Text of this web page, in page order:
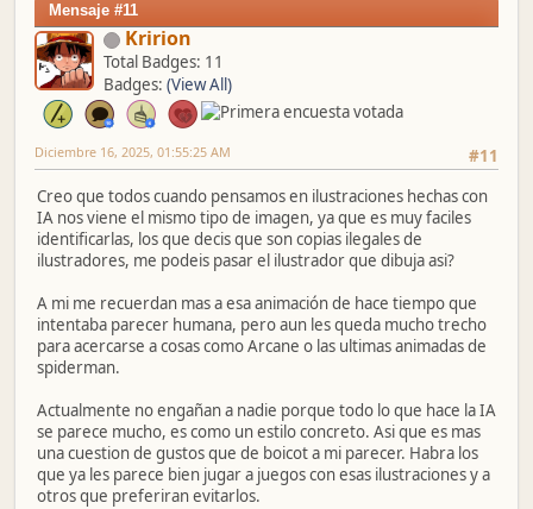
Mensaje #11
Kririon
Total Badges: 11
Badges: (View All)
#11
Diciembre 16, 2025, 01:55:25 AM
Creo que todos cuando pensamos en ilustraciones hechas con
IA nos viene el mismo tipo de imagen, ya que es muy faciles
identificarlas, los que decis que son copias ilegales de
ilustradores, me podeis pasar el ilustrador que dibuja asi?
A mi me recuerdan mas a esa animación de hace tiempo que
intentaba parecer humana, pero aun les queda mucho trecho
para acercarse a cosas como Arcane o las ultimas animadas de
spiderman.
Actualmente no engañan a nadie porque todo lo que hace la IA
se parece mucho, es como un estilo concreto. Asi que es mas
una cuestion de gustos que de boicot a mi parecer. Habra los
que ya les parece bien jugar a juegos con esas ilustraciones y a
otros que preferiran evitarlos.